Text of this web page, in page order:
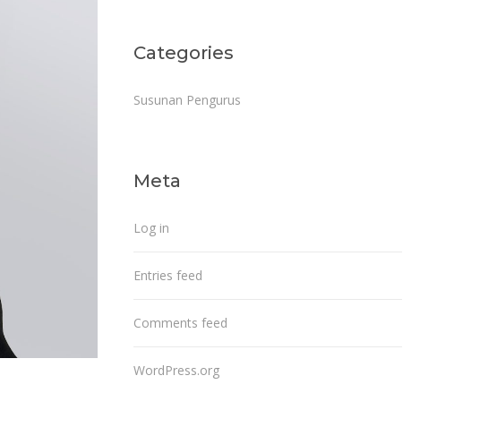
Categories
Susunan Pengurus
Meta
Log in
Entries feed
Comments feed
WordPress.org